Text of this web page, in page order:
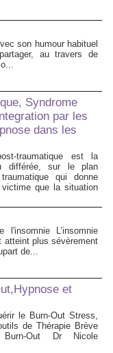
son humour habituel
au travers de
Syndrome
par les
dans les
traumatique est la
différée, sur le plan
qui donne
victime que la situation
L’insomnie
atteint plus sévèrement
de...
et
le Burn-Out Stress,
de Thérapie Brève
Out Dr Nicole